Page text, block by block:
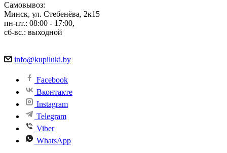
Самовывоз:
Минск, ул. Стебенёва, 2к15
пн-пт.: 08:00 - 17:00,
сб-вс.: выходной
info@kupiluki.by
Facebook
Вконтакте
Instagram
Telegram
Viber
WhatsApp